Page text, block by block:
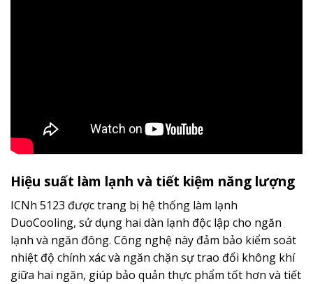
Hiệu suất làm lạnh và tiết kiệm năng lượng
ICNh 5123 được trang bị hệ thống làm lạnh
DuoCooling, sử dụng hai dàn lạnh độc lập cho ngăn
lạnh và ngăn đông. Công nghệ này đảm bảo kiểm soát
nhiệt độ chính xác và ngăn chặn sự trao đổi không khí
giữa hai ngăn, giúp bảo quản thực phẩm tốt hơn và tiết